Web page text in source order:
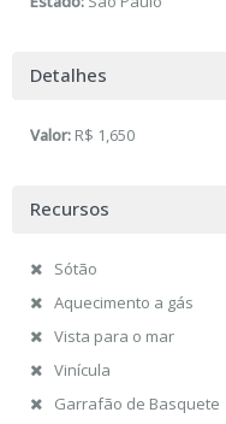
Detalhes
Valor: R$ 1,650
Recursos
Sótão
Aquecimento a gás
Vista para o mar
Vinícula
Garrafão de Basquete